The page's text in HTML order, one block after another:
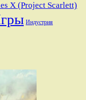
X (Project Scarlett)
Индустрия